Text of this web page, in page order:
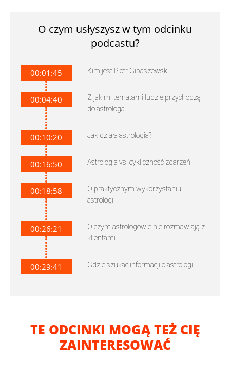
O czym usłyszysz w tym odcinku
podcastu?
00:01:45 Kim jest Piotr Gibaszewski
00:04:40
Z jakimi tematami ludzie przychodzą
do astrologa
00:10:20 Jak działa astrologia?
00:16:50 Astrologia vs. cykliczność zdarzeń
00:18:58
O praktycznym wykorzystaniu
astrologii
00:26:21
O czym astrologowie nie rozmawiają z
klientami
00:29:41 Gdzie szukać informacji o astrologii
TE ODCINKI MOGĄ TEŻ CIĘ
ZAINTERESOWAĆ